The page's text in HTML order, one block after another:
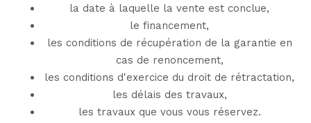
la date à laquelle la vente est conclue,
le financement,
les conditions de récupération de la garantie en
cas de renoncement,
les conditions d'exercice du droit de rétractation,
les délais des travaux,
les travaux que vous vous réservez.